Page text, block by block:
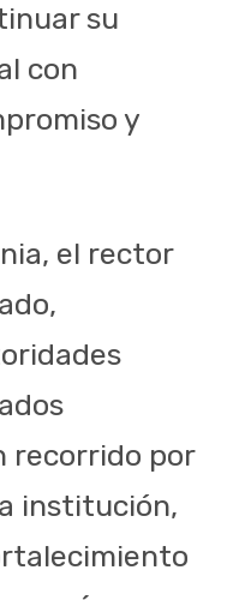
su
con
y
el rector
recorrido por
institución,